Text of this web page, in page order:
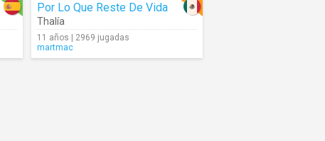
Por Lo Que Reste De Vida
Thalía
11 años | 2969 jugadas
martmac